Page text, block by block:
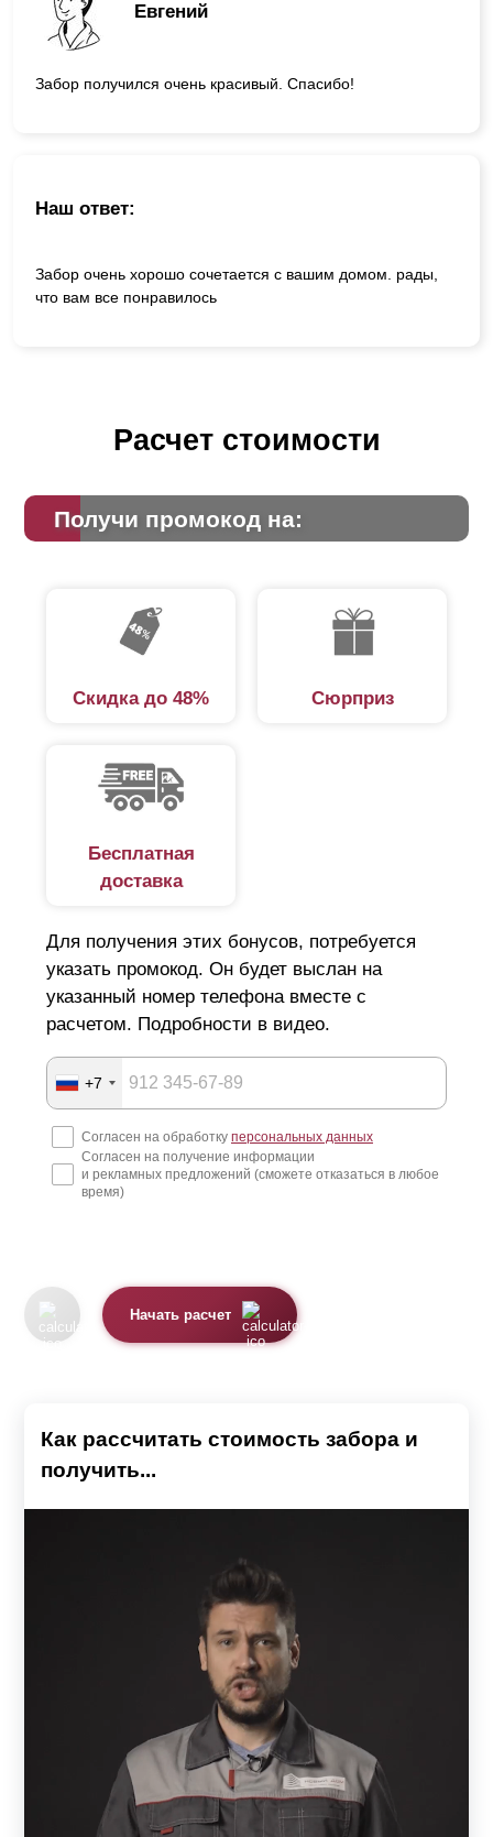
Евгений
Забор получился очень красивый. Спасибо!
Наш ответ:
Забор очень хорошо сочетается с вашим домом. рады,
что вам все понравилось
Расчет стоимости
Получи промокод на:
Скидка до 48% Сюрприз
Бесплатная
доставка
Для получения этих бонусов, потребуется
указать промокод. Он будет выслан на
указанный номер телефона вместе с
расчетом. Подробности в видео.
+7
Согласен на обработку персональных данных
Согласен на получение информации
и рекламных предложений (сможете отказаться в любое
время)
Начать расчет
Как рассчитать стоимость забора и
получить...